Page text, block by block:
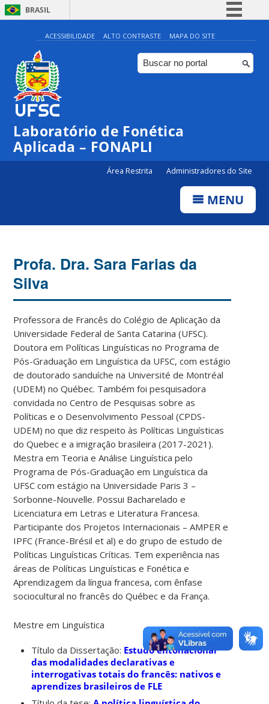
BRASIL
Simplifique!
Comunica BR
Participe
Canais
ACESSIBILIDADE ALTO CONTRASTE MAPA DO SITE
Laboratório de Fonética
Aplicada – FONAPLI
Área Restrita Administradores do Site
MENU
Profa. Dra. Sara Farias da
Silva
Professora de Francês do Colégio de Aplicação da
Universidade Federal de Santa Catarina (UFSC).
Doutora em Políticas Linguísticas no Programa de
Pós-Graduação em Linguística da UFSC, com estágio
de doutorado sanduíche na Université de Montréal
(UDEM) no Québec. Também foi pesquisadora
convidada no Centro de Pesquisas sobre as
Políticas e o Desenvolvimento Pessoal (CPDS-
UDEM) no que diz respeito às Políticas Linguísticas
do Quebec e a imigração brasileira (2017-2021).
Mestra em Teoria e Análise Linguística pelo
Programa de Pós-Graduação em Linguística da
UFSC com estágio na Universidade Paris 3 –
Sorbonne-Nouvelle. Possui Bacharelado e
Licenciatura em Letras e Literatura Francesa.
Participante dos Projetos Internacionais – AMPER e
IPFC (France-Brésil et al) e do grupo de estudo de
Políticas Linguísticas Críticas. Tem experiência nas
áreas de Políticas Linguísticas e Fonética e
Aprendizagem da língua francesa, com ênfase
sociocultural no francês do Québec e da França.
Mestre em Linguística
Título da Dissertação: Estudo entonacional
das modalidades declarativas e
interrogativas totais do francês: nativos e
aprendizes brasileiros de FLE